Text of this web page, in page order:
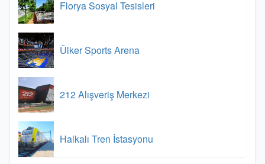
Florya Sosyal Tesisleri
Ülker Sports Arena
212 Alışveriş Merkezi
Halkalı Tren İstasyonu